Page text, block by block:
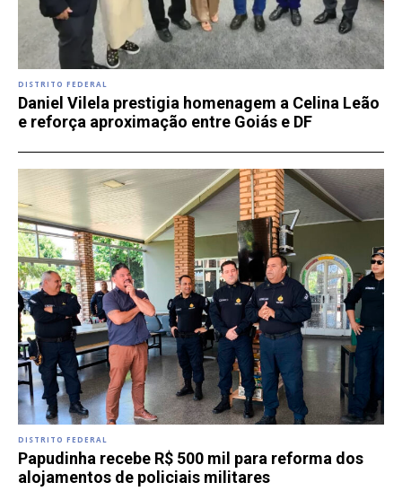
DISTRITO FEDERAL
Daniel Vilela prestigia homenagem a Celina Leão
e reforça aproximação entre Goiás e DF
DISTRITO FEDERAL
Papudinha recebe R$ 500 mil para reforma dos
alojamentos de policiais militares